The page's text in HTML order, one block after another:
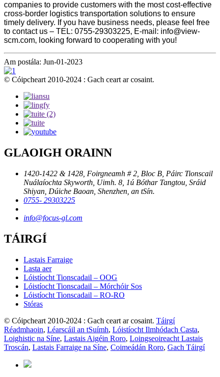
companies to provide customers with the most cost-effective
cross-border logistics transportation solutions to ensure
timely delivery. If you have business needs, please feel free
to contact us – TEL: 0755-29303225, E-mail: info@view-
scm.com, looking forward to cooperating with you!
Am postála: Jun-01-2023
© Cóipcheart 2010-2024 : Gach ceart ar cosaint.
GLAOIGH ORAINN
1420-1422 & 1428, Foirgneamh # 2, Bloc B, Páirc Tionscail
Nuálaíochta Skyworth, Uimh. 8, 1ú Bóthar Tangtou, Sráid
Shiyan, Dúiche Baoan, Shenzhen, an tSín.
0755- 29303225
info@focus-gl.com
TÁIRGÍ
Lastais Farraige
Lasta aer
Lóistíocht Tionscadail – OOG
Lóistíocht Tionscadail – Mórchóir Sos
Lóistíocht Tionscadail – RO-RO
Stóras
© Cóipcheart 2010-2024 : Gach ceart ar cosaint. Táirgí
Réadmhaoin, Léarscáil an tSuímh, Lóistíocht Ilmhódach Casta,
Loighistic na Síne, Lastais Aigéin Roro, Loingseoireacht Lastais
Troscán, Lastais Farraige na Síne, Coimeádán Roro, Gach Táirgí